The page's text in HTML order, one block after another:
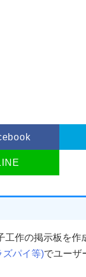
作の掲示板を作
ズパイ等)でユーザ